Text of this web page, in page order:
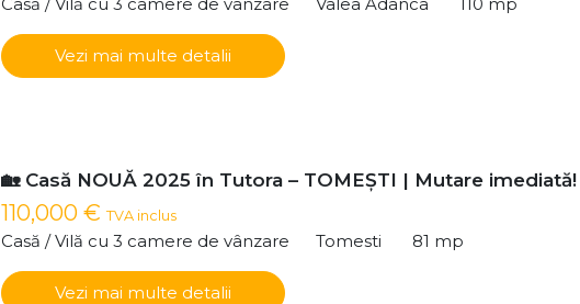
Vezi mai multe detalii
🏡 Casă NOUĂ 2025 în Tutora – TOMEȘTI | Mutare imediată!
110,000 € TVA inclus
Casă / Vilă cu 3 camere de vânzare Tomesti 81 mp
Vezi mai multe detalii